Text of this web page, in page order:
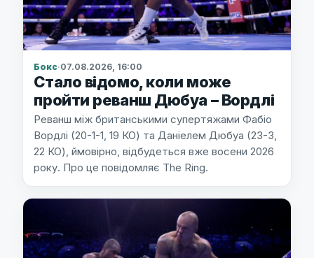
Бокс·07.08.2026, 16:00
Стало відомо, коли може
пройти реванш Дюбуа – Вордлі
Реванш між британськими супертяжами Фабіо
Вордлі (20-1-1, 19 КО) та Даніелем Дюбуа (23-3,
22 КО), ймовірно, відбудеться вже восени 2026
року. Про це повідомляє The Ring.